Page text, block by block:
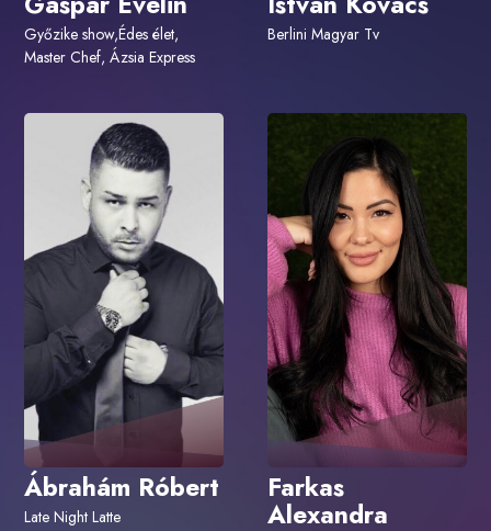
Győzike show,Édes élet,
Master Chef, Ázsia Express
Berlini Magyar Tv
Ábrahám Róbert
Late Night Latte
Farkas
Alexandra